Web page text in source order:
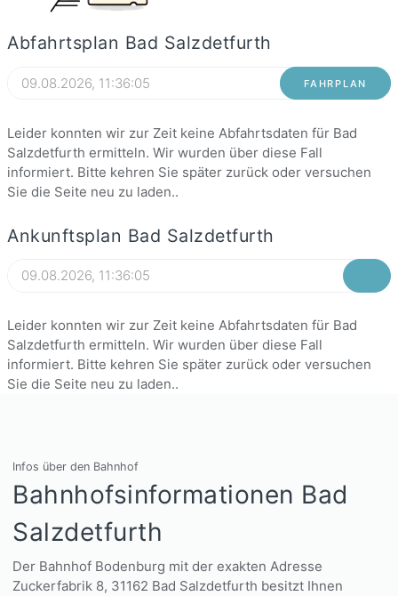
Abfahrtsplan Bad Salzdetfurth
FAHRPLAN
Leider konnten wir zur Zeit keine Abfahrtsdaten für Bad
Salzdetfurth ermitteln. Wir wurden über diese Fall
informiert. Bitte kehren Sie später zurück oder versuchen
Sie die Seite neu zu laden..
Ankunftsplan Bad Salzdetfurth
Leider konnten wir zur Zeit keine Abfahrtsdaten für Bad
Salzdetfurth ermitteln. Wir wurden über diese Fall
informiert. Bitte kehren Sie später zurück oder versuchen
Sie die Seite neu zu laden..
Infos über den Bahnhof
Bahnhofsinformationen Bad
Salzdetfurth
Der Bahnhof Bodenburg mit der exakten Adresse
Zuckerfabrik 8, 31162 Bad Salzdetfurth besitzt Ihnen